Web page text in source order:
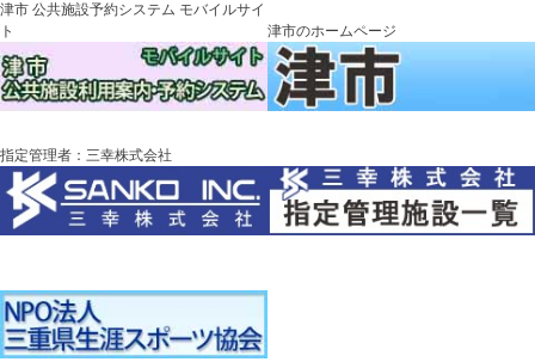
津市 公共施設予約システム モバイルサイ
ト
津市のホームページ
指定管理者：三幸株式会社